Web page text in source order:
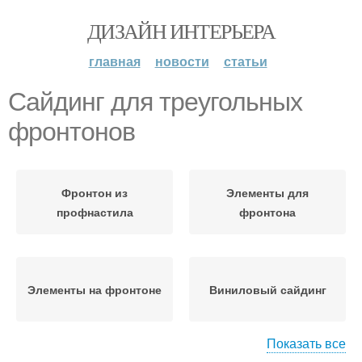
ДИЗАЙН ИНТЕРЬЕРА
главная новости статьи
Сайдинг для треугольных
фронтонов
Фронтон из
профнастила
Элементы для
фронтона
Элементы на фронтоне Виниловый сайдинг
Показать все